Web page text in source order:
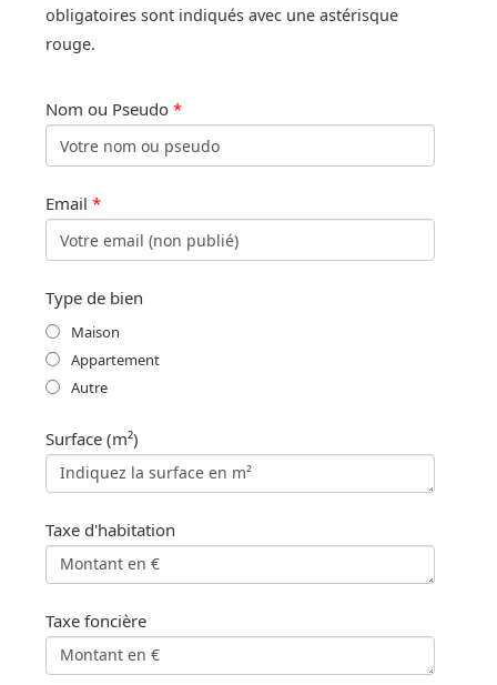
obligatoires sont indiqués avec une astérisque
rouge.
Nom ou Pseudo *
Email *
Type de bien
Maison
Appartement
Autre
Surface (m²)
Taxe d'habitation
Taxe foncière